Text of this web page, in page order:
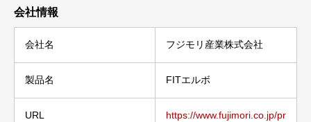
会社情報
会社名 フジモリ産業株式会社
製品名 FITエルボ
URL
https://www.fujimori.co.jp/pr